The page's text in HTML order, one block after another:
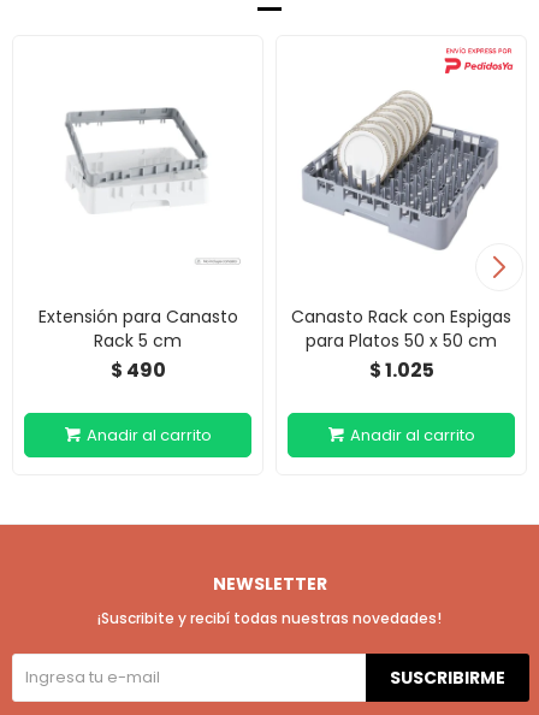
Extensión para Canasto
Rack 5 cm
$ 490
Canasto Rack con Espigas
para Platos 50 x 50 cm
$1.025
NEWSLETTER
¡Suscribite y recibí todas nuestras novedades!
SUSCRIBIRME